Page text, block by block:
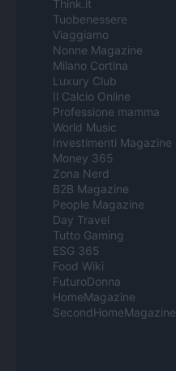
Think.it
Tuobenessere
Viaggiamo
Nonne Magazine
Milano Cortina
Luxury Club
Il Calcio Online
Professione mamma
World Music
Investimenti Magazine
Money 365
Zona Nerd
B2B Magazine
People Magazine
Day Travel
Tutto Gaming
ESG 365
Food Wiki
FuturoDonna
HomeMagazine
SecondHomeMagazine